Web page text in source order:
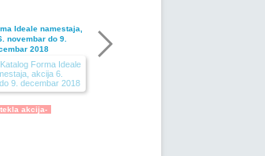
Ideale namestaja,
novembar do 9.
2018
akcija-